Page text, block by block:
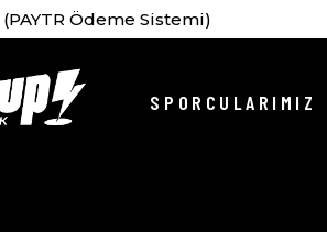
(PAYTR Ödeme Sistemi)
SPORCULARIMIZ